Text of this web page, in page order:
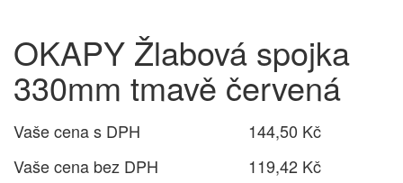
OKAPY Žlabová spojka
330mm tmavě červená
Vaše cena s DPH
144,50 Kč
Vaše cena bez DPH
119,42 Kč